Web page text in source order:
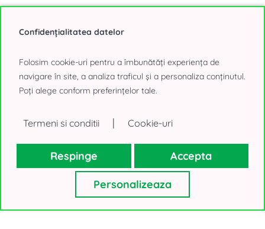
389 - 1.850 mp
U CENTER cladirea B
20€/mp, negociabil
Confidențialitatea datelor
Folosim cookie-uri pentru a îmbunătăți experiența de
navigare în site, a analiza traficul și a personaliza conținutul.
Poți alege conform preferințelor tale.
Termeni si conditii | Cookie-uri
Respinge Accepta
Personalizeaza